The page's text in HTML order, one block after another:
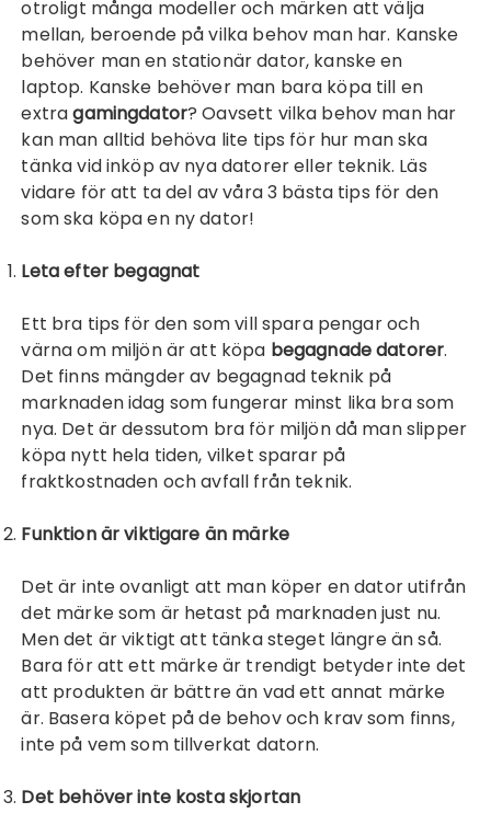
otroligt många modeller och märken att välja
mellan, beroende på vilka behov man har. Kanske
behöver man en stationär dator, kanske en
laptop. Kanske behöver man bara köpa till en
extragamingdator? Oavsett vilka behov man har
kan man alltid behöva lite tips för hur man ska
tänka vid inköp av nya datorer eller teknik. Läs
vidare för att ta del av våra 3 bästa tips för den
som ska köpa en ny dator!
Leta efter begagnat
Ett bra tips för den som vill spara pengar och
värna om miljön är att köpa begagnade datorer.
Det finns mängder av begagnad teknik på
marknaden idag som fungerar minst lika bra som
nya. Det är dessutom bra för miljön då man slipper
köpa nytt hela tiden, vilket sparar på
fraktkostnaden och avfall från teknik.
Funktion är viktigare än märke
Det är inte ovanligt att man köper en dator utifrån
det märke som är hetast på marknaden just nu.
Men det är viktigt att tänka steget längre än så.
Bara för att ett märke är trendigt betyder inte det
att produkten är bättre än vad ett annat märke
är. Basera köpet på de behov och krav som finns,
inte på vem som tillverkat datorn.
Det behöver inte kosta skjortan